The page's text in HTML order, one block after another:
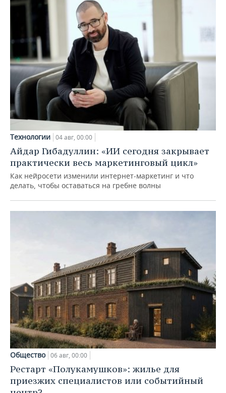
Технологии 04 авг, 00:00
Айдар Гибадуллин: «ИИ сегодня закрывает
практически весь маркетинговый цикл»
Как нейросети изменили интернет-маркетинг и что
делать, чтобы оставаться на гребне волны
Общество 06 авг, 00:00
Рестарт «Полукамушков»: жилье для
приезжих специалистов или событийный